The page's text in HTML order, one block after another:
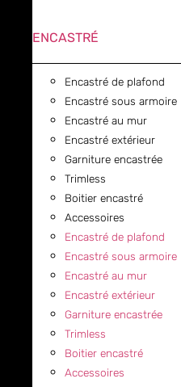
ENCASTRÉ
Encastré de plafond
Encastré sous armoire
Encastré au mur
Encastré extérieur
Garniture encastrée
Trimless
Boitier encastré
Accessoires
Encastré de plafond
Encastré sous armoire
Encastré au mur
Encastré extérieur
Garniture encastrée
Trimless
Boitier encastré
Accessoires